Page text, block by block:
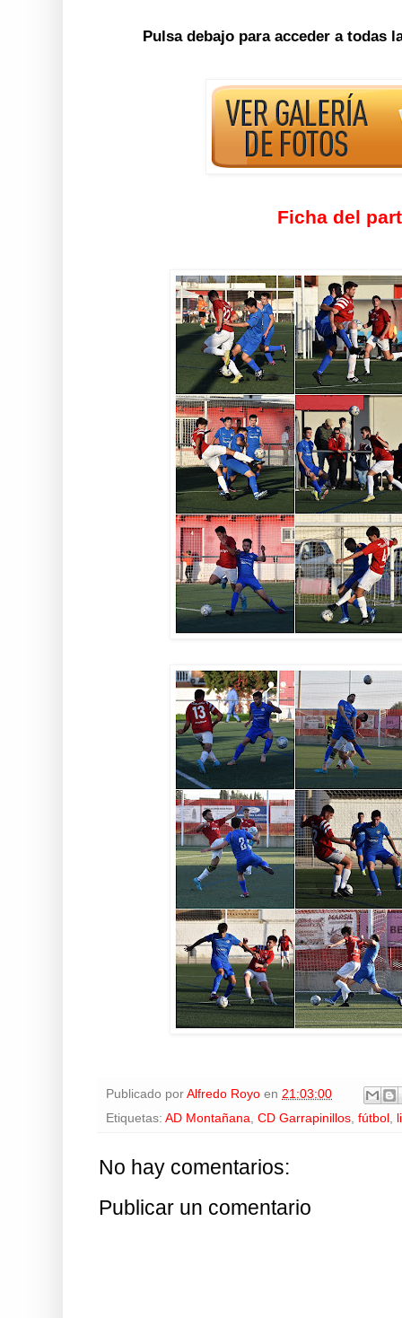
Pulsa debajo para acceder a todas
Ficha del
Publicado por Alfredo Royo en 21:03:00
Etiquetas: AD Montañana, CD Garrapinillos, fútbol ,
No hay comentarios:
Publicar un comentario